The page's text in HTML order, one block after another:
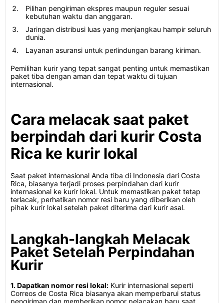
Pilihan pengiriman ekspres maupun reguler sesuai
kebutuhan waktu dan anggaran.
Jaringan distribusi luas yang menjangkau hampir seluruh
dunia.
Layanan asuransi untuk perlindungan barang kiriman.
Pemilihan kurir yang tepat sangat penting untuk memastikan
paket tiba dengan aman dan tepat waktu di tujuan
internasional.
Cara melacak saat paket
berpindah dari kurir Costa
Rica ke kurir lokal
Saat paket internasional Anda tiba di Indonesia dari Costa
Rica, biasanya terjadi proses perpindahan dari kurir
internasional ke kurir lokal. Untuk memastikan paket tetap
terlacak, perhatikan nomor resi baru yang diberikan oleh
pihak kurir lokal setelah paket diterima dari kurir asal.
Langkah-langkah Melacak
Paket Setelah Perpindahan
Kurir
1. Dapatkan nomor resi lokal: Kurir internasional seperti
Correos de Costa Rica biasanya akan memperbarui status
pengiriman dan memberikan nomor pelacakan baru saat